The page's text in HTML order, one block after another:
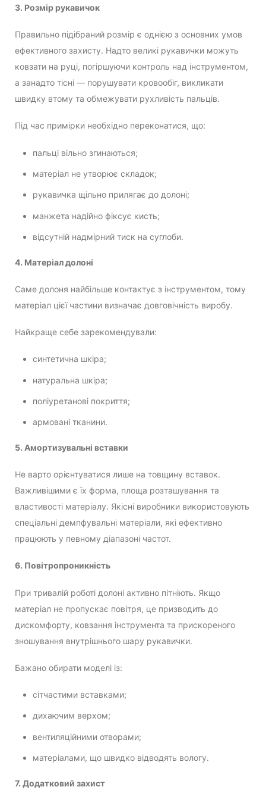
3. Розмір рукавичок
Правильно підібраний розмір є однією з основних умов
ефективного захисту. Надто великі рукавички можуть
ковзати на руці, погіршуючи контроль над інструментом,
а занадто тісні — порушувати кровообіг, викликати
швидку втому та обмежувати рухливість пальців.
Під час примірки необхідно переконатися, що:
пальці вільно згинаються;
матеріал не утворює складок;
рукавичка щільно прилягає до долоні;
манжета надійно фіксує кисть;
відсутній надмірний тиск на суглоби.
4. Матеріал долоні
Саме долоня найбільше контактує з інструментом, тому
матеріал цієї частини визначає довговічність виробу.
Найкраще себе зарекомендували:
синтетична шкіра;
натуральна шкіра;
поліуретанові покриття;
армовані тканини.
5. Амортизувальні вставки
Не варто орієнтуватися лише на товщину вставок.
Важливішими є їх форма, площа розташування та
властивості матеріалу. Якісні виробники використовують
спеціальні демпфувальні матеріали, які ефективно
працюють у певному діапазоні частот.
6. Повітропроникність
При тривалій роботі долоні активно пітніють. Якщо
матеріал не пропускає повітря, це призводить до
дискомфорту, ковзання інструмента та прискореного
зношування внутрішнього шару рукавички.
Бажано обирати моделі із:
сітчастими вставками;
дихаючим верхом;
вентиляційними отворами;
матеріалами, що швидко відводять вологу.
7. Додатковий захист